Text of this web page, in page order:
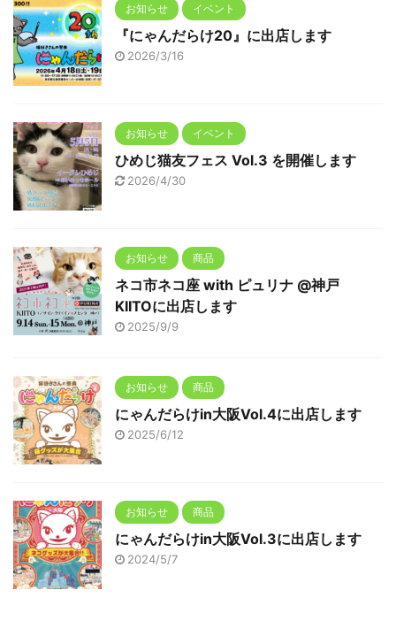
お知らせ イベント
『にゃんだらけ20』に出店します
2026/3/16
お知らせ イベント
ひめじ猫友フェス Vol.3 を開催します
2026/4/30
お知らせ 商品
ネコ市ネコ座 with ピュリナ @神戸
KIITOに出店します
2025/9/9
お知らせ 商品
にゃんだらけin大阪Vol.4に出店します
2025/6/12
お知らせ 商品
にゃんだらけin大阪Vol.3に出店します
2024/5/7